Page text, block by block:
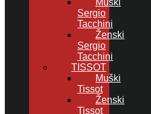
Muški
Sergio
Tacchini
Ženski
Sergio
Tacchini
TISSOT
Muški
Tissot
Ženski
Tissot